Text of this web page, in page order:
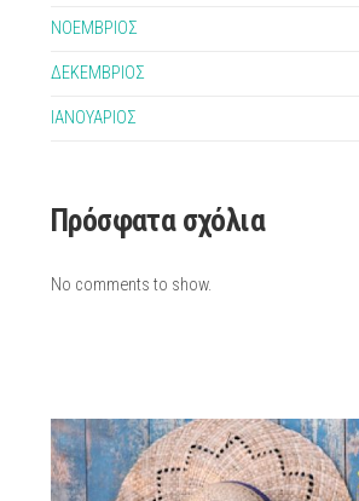
ΝΟΕΜΒΡΙΟΣ
ΔΕΚΕΜΒΡΙΟΣ
ΙΑΝΟΥΑΡΙΟΣ
Πρόσφατα σχόλια
No comments to show.